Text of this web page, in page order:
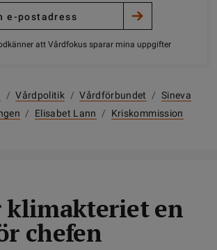
att Vårdfokus sparar mina uppgifter
/ Vårdpolitik / Vårdförbundet / Sineva
/ Elisabet Lann / Kriskommission
klimakteriet en
chefen